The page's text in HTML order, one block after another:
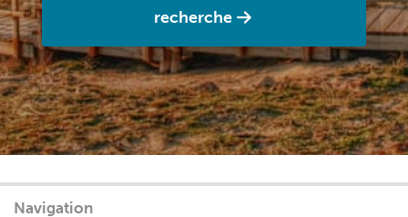
recherche
Navigation